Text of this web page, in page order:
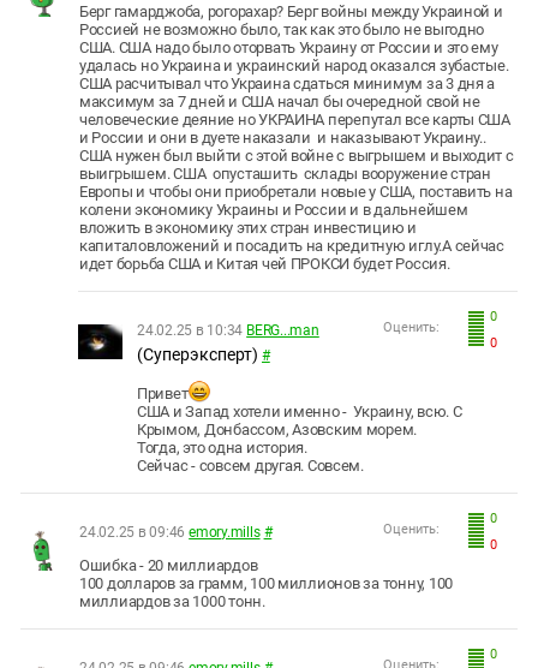
Берг гамарджоба, рогорахар? Берг войны между Украиной и
Россией не возможно было, так как это было не выгодно
США. США надо было оторвать Украину от России и это ему
удалась но Украина и украинский народ оказался зубастые.
США расчитывал что Украина сдаться минимум за 3 дня а
максимум за 7 дней и США начал бы очередной свой не
человеческие деяние но УКРАИНА перепутал все карты США
и России и они в дуете наказали и наказывают Украину..
США нужен был выйти с этой войне с выгрышем и выходит с
выигрышем. США опусташить склады вооружение стран
Европы и чтобы они приобретали новые у США, поставить на
колени экономику Украины и России и в дальнейшем
вложить в экономику этих стран инвестицию и
капиталовложений и посадить на кредитную иглу.А сейчас
идет борьба США и Китая чей ПРОКСИ будет Россия.
0
0
Оценить:
24.02.25 в 10:34 BERG...man
(Суперэксперт) #
Привет
США и Запад хотели именно - Украину, всю. С
Крымом, Донбассом, Азовским морем.
Тогда, это одна история.
Сейчас - совсем другая. Совсем.
0
0
Оценить:
24.02.25 в 09:46 emory.mills #
Ошибка - 20 миллиардов
100 долларов за грамм, 100 миллионов за тонну, 100
миллиардов за 1000 тонн.
0
Оценить: